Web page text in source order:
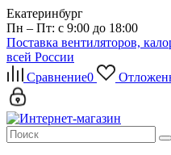
Екатеринбург
Пн – Пт: с 9:00 до 18:00
Поставка вентиляторов,
всей России
Сравнение0